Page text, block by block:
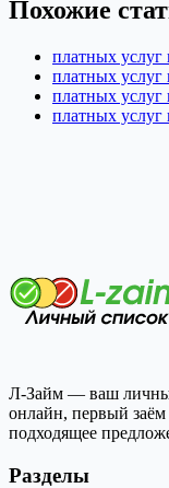
Похожие
платных услуг
платных
платных услуг
платных услуг
Л-Займ — ваш
онлайн, первый
подходящее
Разделы